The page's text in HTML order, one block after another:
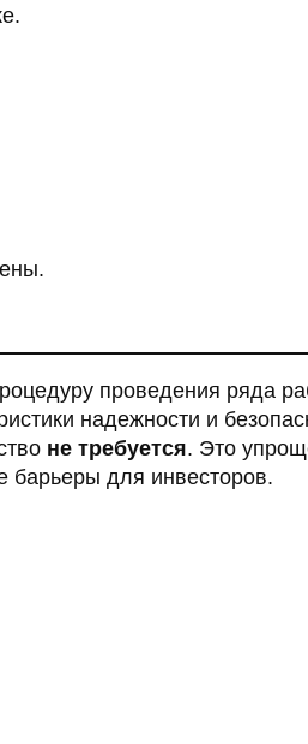
проведения ряда
надежности и
не требуется. Это
барьеры для инвесторов.